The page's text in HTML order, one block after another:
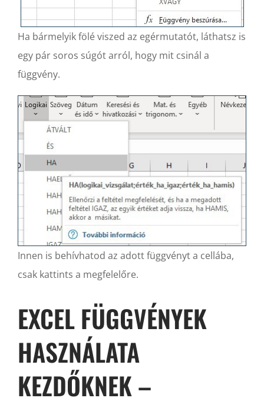
Ha bármelyik fölé viszed az egérmutatót, láthatsz is
egy pár soros súgót arról, hogy mit csinál a
függvény.
Innen is behívhatod az adott függvényt a cellába,
csak kattints a megfelelőre.
EXCEL FÜGGVÉNYEK
HASZNÁLATA
KEZDŐKNEK –